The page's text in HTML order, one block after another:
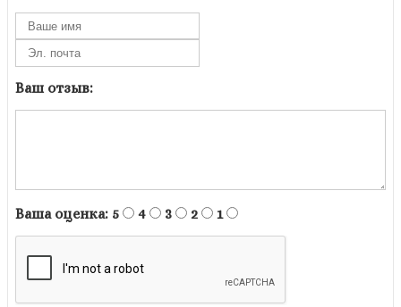
Ваш отзыв:
Ваша оценка: 5 4 3 2 1